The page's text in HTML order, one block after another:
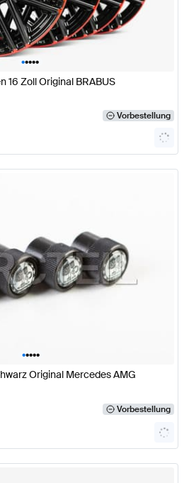
•••••
16 Zoll Original BRABUS
Vorbestellung
•••••
Original Mercedes AMG
Vorbestellung